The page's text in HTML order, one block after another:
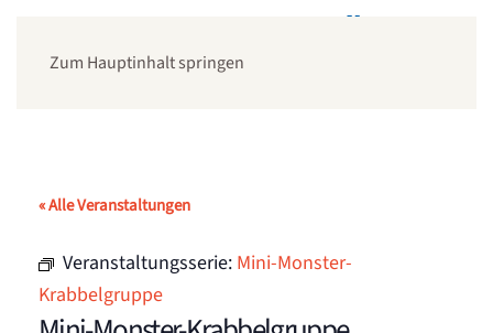
Zum Hauptinhalt springen
« Alle Veranstaltungen
Veranstaltungsserie: Mini-Monster-
Krabbelgruppe